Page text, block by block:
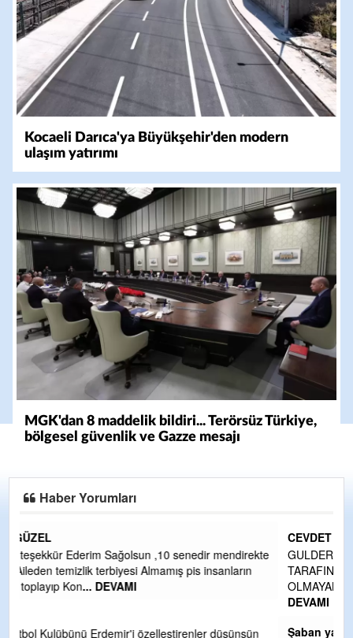
Kocaeli Darıca'ya Büyükşehir'den modern
ulaşım yatırımı
MGK'dan 8 maddelik bildiri... Terörsüz Türkiye,
bölgesel güvenlik ve Gazze mesajı
Haber Yorumları
CEVDET YILMAZ
GULDERE DERE ÇALIŞMALARI, SEKIZ YIL ÖNCE ALKAYA
TARAFINDAN BAŞLATILDI, ETRASFINDA YERLEŞİM YERI
OLMAYAN KISIMLARA DUVARLAR YAPILDI."BURADAK...
Şaban yavuz